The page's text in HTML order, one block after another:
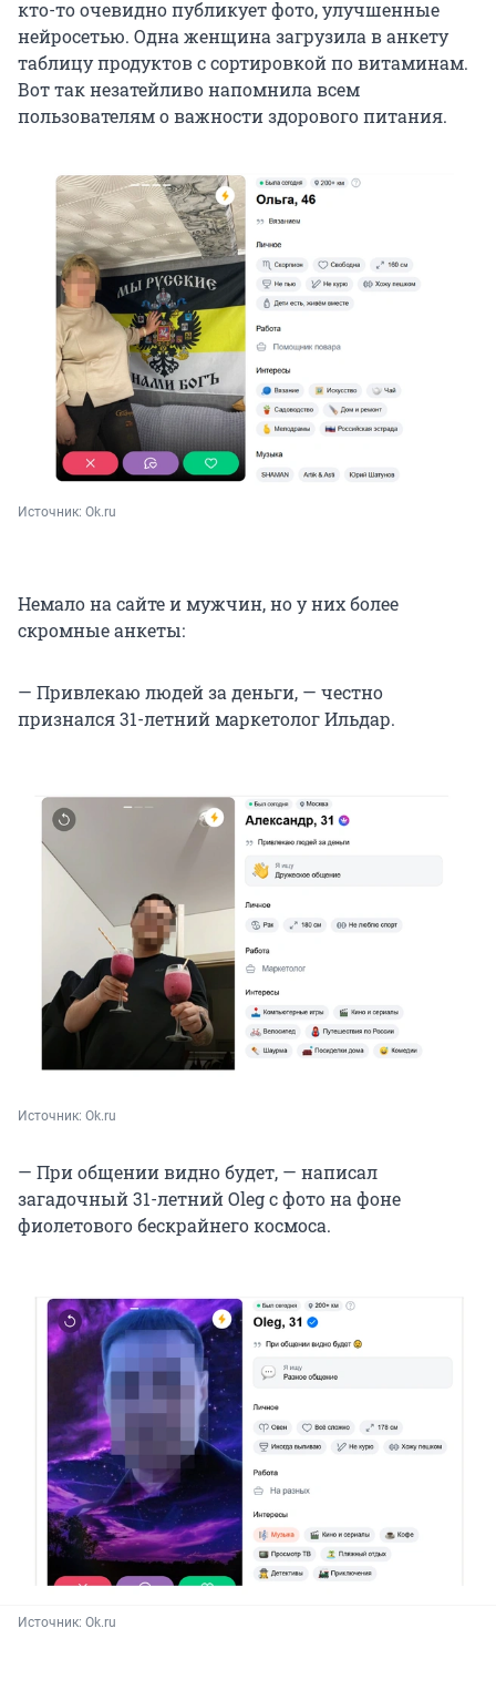
кто-то очевидно публикует фото, улучшенные
нейросетью. Одна женщина загрузила в анкету
таблицу продуктов с сортировкой по витаминам.
Вот так незатейливо напомнила всем
пользователям о важности здорового питания.
Источник: Ok.ru
Немало на сайте и мужчин, но у них более
скромные анкеты:
— Привлекаю людей за деньги, — честно
признался 31-летний маркетолог Ильдар.
Источник: Ok.ru
— При общении видно будет, — написал
загадочный 31-летний Oleg с фото на фоне
фиолетового бескрайнего космоса.
Источник: Ok.ru